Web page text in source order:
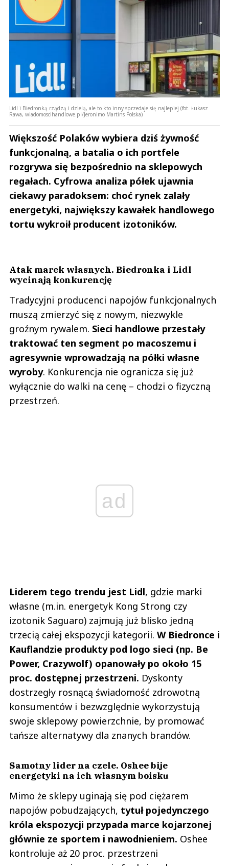
Lidl i Biedronką rządzą i dzielą, ale to kto inny sprzedaje się najlepiej (fot. Łukasz
Rawa, wiadomoscihandlowe.pl/Jeronimo Martins Polska)
Większość Polaków wybiera dziś żywność
funkcjonalną, a batalia o ich portfele
rozgrywa się bezpośrednio na sklepowych
regałach. Cyfrowa analiza półek ujawnia
ciekawy paradoksem: choć rynek zalały
energetyki, największy kawałek handlowego
tortu wykroił producent izotoników.
Atak marek własnych. Biedronka i Lidl
wycinają konkurencję
Tradycyjni producenci napojów funkcjonalnych
muszą zmierzyć się z nowym, niezwykle
groźnym rywalem. Sieci handlowe przestały
traktować ten segment po macoszemu i
agresywnie wprowadzają na półki własne
wyroby. Konkurencja nie ogranicza się już
wyłącznie do walki na cenę – chodzi o fizyczną
przestrzeń.
ad
Liderem tego trendu jest Lidl, gdzie marki
własne (m.in. energetyk Kong Strong czy
izotonik Saguaro) zajmują już blisko jedną
trzecią całej ekspozycji kategorii. W Biedronce i
Kauflandzie produkty pod logo sieci (np. Be
Power, Crazywolf) opanowały po około 15
proc. dostępnej przestrzeni. Dyskonty
dostrzegły rosnącą świadomość zdrowotną
konsumentów i bezwzględnie wykorzystują
swoje sklepowy powierzchnie, by promować
tańsze alternatywy dla znanych brandów.
Samotny lider na czele. Oshee bije
energetyki na ich własnym boisku
Mimo że sklepy uginają się pod ciężarem
napojów pobudzających, tytuł pojedynczego
króla ekspozycji przypada marce kojarzonej
głównie ze sportem i nawodnieniem. Oshee
kontroluje aż 20 proc. przestrzeni